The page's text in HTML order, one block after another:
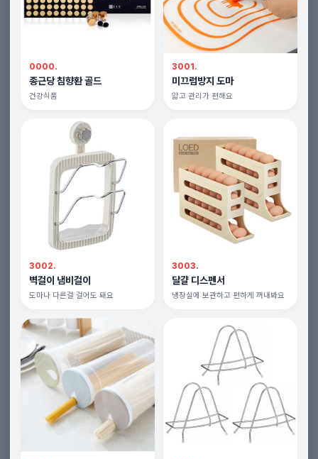
0000.
종근당 침향환 골드
건강식품
3001.
미끄럼방지 도마
얇고 관리가 편해요
3002.
벽걸이 냄비걸이
도마나 다른걸 걸어도 돼요
3003.
달걀 디스펜서
냉장실에 보관하고 편하게 꺼내봐요